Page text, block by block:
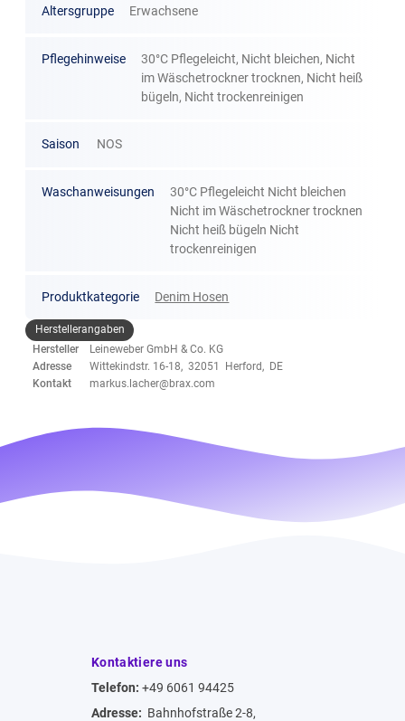
Altersgruppe Erwachsene
Pflegehinweise
30°C Pflegeleicht, Nicht bleichen, Nicht
im Wäschetrockner trocknen, Nicht heiß
bügeln, Nicht trockenreinigen
Saison NOS
Waschanweisungen
30°C Pflegeleicht Nicht bleichen
Nicht im Wäschetrockner trocknen
Nicht heiß bügeln Nicht
trockenreinigen
Produktkategorie Denim Hosen
Herstellerangaben
Hersteller
Leineweber GmbH & Co. KG
Adresse
Wittekindstr. 16-18, 32051 Herford, DE
Kontakt
markus.lacher@brax.com
Kontaktiere uns
Telefon: +49 6061 94425
Adresse: Bahnhofstraße 2-8,